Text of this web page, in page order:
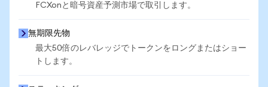
FCXonと暗号資産予測市場で取引します。
無期限先物
最大50倍のレバレッジでトークンをロングまたはショー
トします。